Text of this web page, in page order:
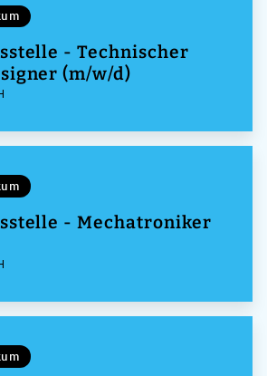
- Technischer
(m/w/d)
- Mechatroniker